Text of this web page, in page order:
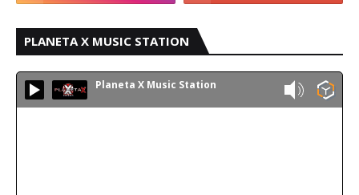
PLANETA X MUSIC STATION
Planeta X Music Station